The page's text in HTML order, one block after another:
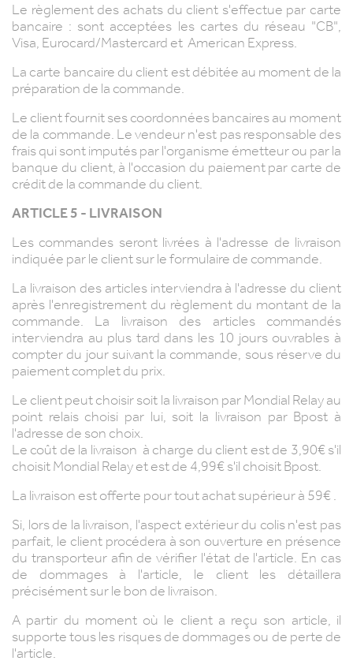
Le règlement des achats du client s'effectue par carte
bancaire : sont acceptées les cartes du réseau "CB",
Visa, Eurocard/Mastercard et American Express.
La carte bancaire du client est débitée au moment de la
préparation de la commande.
Le client fournit ses coordonnées bancaires au moment
de la commande. Le vendeur n'est pas responsable des
frais qui sont imputés par l'organisme émetteur ou par la
banque du client, à l'occasion du paiement par carte de
crédit de la commande du client.
ARTICLE 5 - LIVRAISON
Les commandes seront livrées à l'adresse de livraison
indiquée par le client sur le formulaire de commande.
La livraison des articles interviendra à l'adresse du client
après l'enregistrement du règlement du montant de la
commande. La livraison des articles commandés
interviendra au plus tard dans les 10 jours ouvrables à
compter du jour suivant la commande, sous réserve du
paiement complet du prix.
Le client peut choisir soit la livraison par Mondial Relay au
point relais choisi par lui, soit la livraison par Bpost à
l'adresse de son choix.
Le coût de la livraison à charge du client est de 3,90€ s'il
choisit Mondial Relay et est de 4,99€ s'il choisit Bpost.
La livraison est offerte pour tout achat supérieur à 59€ .
Si, lors de la livraison, l'aspect extérieur du colis n'est pas
parfait, le client procédera à son ouverture en présence
du transporteur afin de vérifier l'état de l'article. En cas
de dommages à l'article, le client les détaillera
précisément sur le bon de livraison.
A partir du moment où le client a reçu son article, il
supporte tous les risques de dommages ou de perte de
l'article.